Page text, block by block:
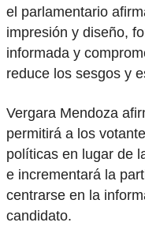
el parlamentario
impresión y diseño,
informada y
reduce los sesgos y
Vergara Mendoza
permitirá a los
políticas en lugar de
e incrementará la
centrarse en la
candidato.